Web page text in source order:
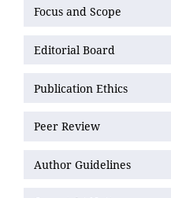
Focus and Scope
Editorial Board
Publication Ethics
Peer Review
Author Guidelines